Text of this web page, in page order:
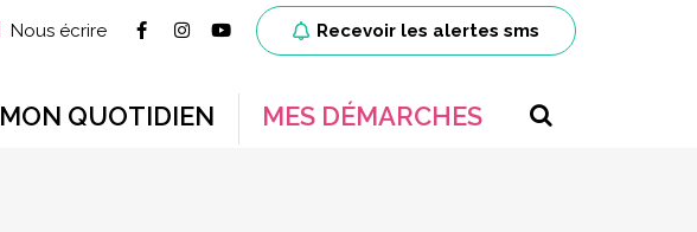
Nous écrire Lien vers le compte Facebook
Lien vers le compte Instagram
Lien vers la chaîne Youtube
Recevoir les alertes sms
MON QUOTIDIEN MES DÉMARCHES